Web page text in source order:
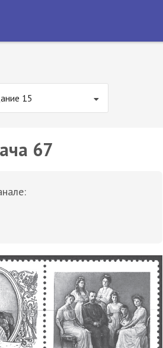
15
67